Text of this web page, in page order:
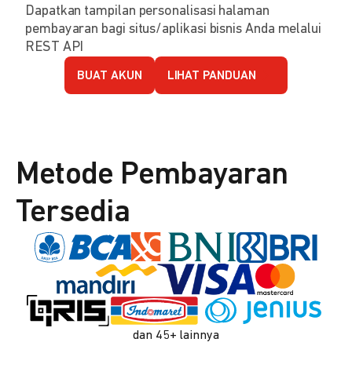
Dapatkan tampilan personalisasi halaman
pembayaran bagi situs/aplikasi bisnis Anda melalui
REST API
BUAT AKUN LIHAT PANDUAN
Metode Pembayaran
Tersedia
dan 45+ lainnya